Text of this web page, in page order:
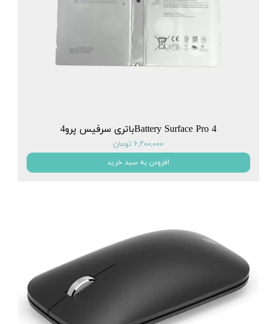
Battery Surface Pro 4باتری سرفیس پرو4
۶,۲۰۰,۰۰۰ تومان
افزودن به سبد خرید